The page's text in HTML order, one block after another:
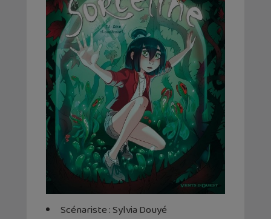
Scénariste : Sylvia Douyé